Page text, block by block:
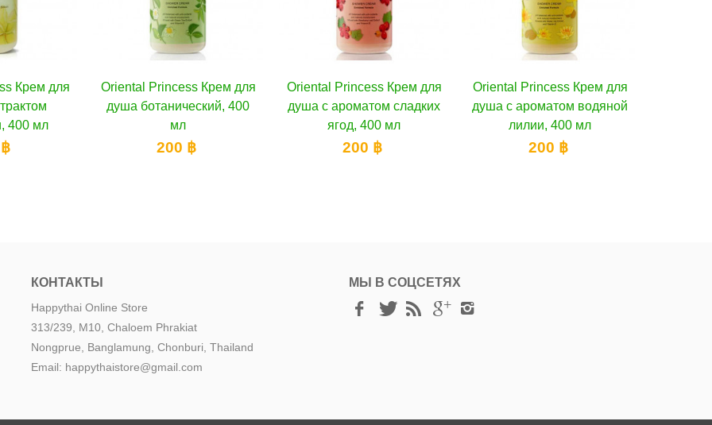
В корзинуКрем для
400
мл
200 ฿
В корзину
Oriental Princess Крем для
душа с ароматом сладких
ягод, 400 мл
200 ฿
В корзину
Oriental Princess Крем для
душа с ароматом водяной
лилии, 400 мл
200 ฿
В корзину
Oriental Princess Крем для
душа с экстрактом фиалки,
400 мл
200 ฿
КОНТАКТЫ
Happythai Online Store
313/239, M10, Chaloem Phrakiat
Nongprue, Banglamung, Chonburi, Thailand
Email: happythaistore@gmail.com
МЫ В СОЦСЕТЯХ